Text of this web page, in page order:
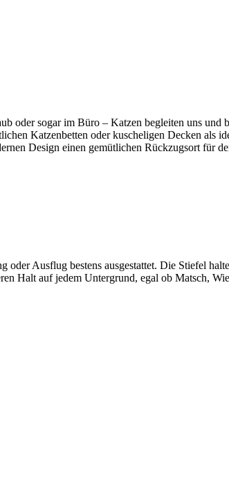
oder sogar im Büro – Katzen begleiten uns und
Katzenbetten oder kuscheligen Decken als
Design einen gemütlichen Rückzugsort für
Ausflug bestens ausgestattet. Die Stiefel
Halt auf jedem Untergrund, egal ob Matsch,